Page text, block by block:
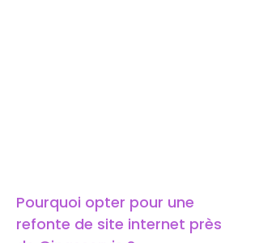
Pourquoi opter pour une
refonte de site internet près